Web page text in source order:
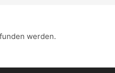
werden.